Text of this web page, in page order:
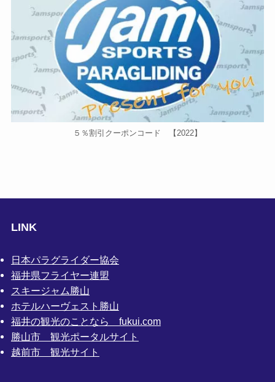
５％割引クーポンコード 【2022】
LINK
日本パラグライダー協会
福井県フライヤー連盟
スキージャム勝山
ホテルハーヴェスト勝山
福井の観光のことなら fukui.com
勝山市 観光ポータルサイト
越前市 観光サイト